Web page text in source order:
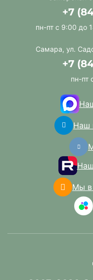
+7
пн-пт с 9:00 до
Самара, ул.
+7
пн-пт
Наш
Наш
Мы в